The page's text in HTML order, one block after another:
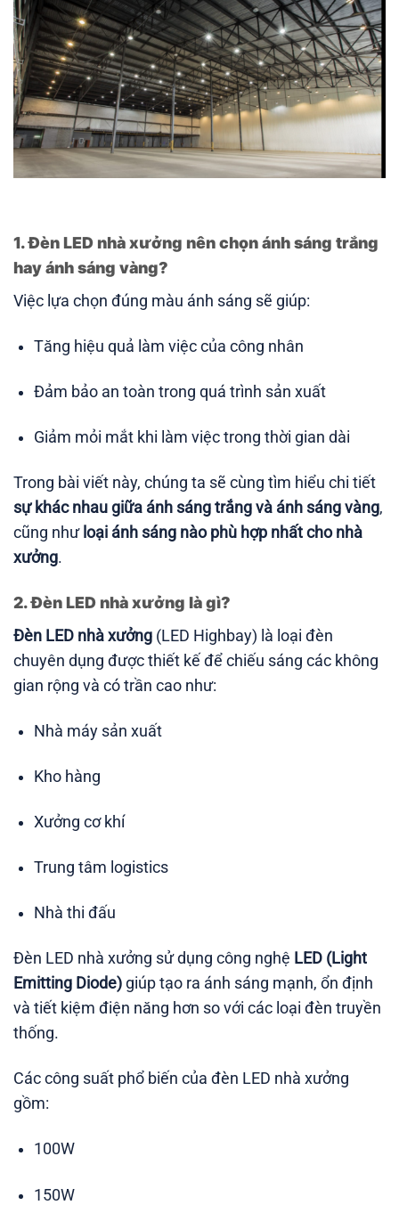
1. Đèn LED nhà xưởng nên chọn ánh sáng trắng
hay ánh sáng vàng?
Việc lựa chọn đúng màu ánh sáng sẽ giúp:
Tăng hiệu quả làm việc của công nhân
Đảm bảo an toàn trong quá trình sản xuất
Giảm mỏi mắt khi làm việc trong thời gian dài
Trong bài viết này, chúng ta sẽ cùng tìm hiểu chi tiết
sự khác nhau giữa ánh sáng trắng và ánh sáng vàng,
cũng như loại ánh sáng nào phù hợp nhất cho nhà
xưởng.
2. Đèn LED nhà xưởng là gì?
Đèn LED nhà xưởng (LED Highbay) là loại đèn
chuyên dụng được thiết kế để chiếu sáng các không
gian rộng và có trần cao như:
Nhà máy sản xuất
Kho hàng
Xưởng cơ khí
Trung tâm logistics
Nhà thi đấu
Đèn LED nhà xưởng sử dụng công nghệ LED (Light
Emitting Diode) giúp tạo ra ánh sáng mạnh, ổn định
và tiết kiệm điện năng hơn so với các loại đèn truyền
thống.
Các công suất phổ biến của đèn LED nhà xưởng
gồm:
100W
150W